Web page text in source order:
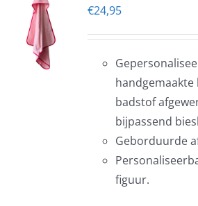
€24,95
handgemaakte
badstof
bijpassend
Geborduurde
figuur.